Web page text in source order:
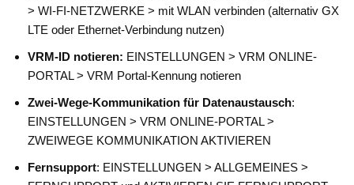
> WI-FI-NETZWERKE > mit WLAN verbinden (alternativ GX
LTE oder Ethernet-Verbindung nutzen)
VRM-ID notieren: EINSTELLUNGEN > VRM ONLINE-
PORTAL > VRM Portal-Kennung notieren
Zwei-Wege-Kommunikation für Datenaustausch:
EINSTELLUNGEN > VRM ONLINE-PORTAL >
ZWEIWEGE KOMMUNIKATION AKTIVIEREN
Fernsupport: EINSTELLUNGEN > ALLGEMEINES >